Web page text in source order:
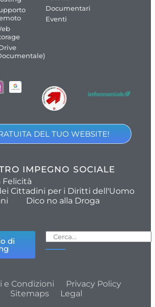
Documentari
Eventi
DEL TUO WEBSITE!
IMPEGNO SOCIALE
Felicità
Cittadini per i Diritti dell'Uomo
Dico no alla Droga
di
e Condizioni
Privacy Policy
Sitemaps
Legal